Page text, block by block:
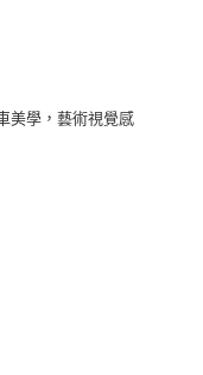
有效，需透過AFTEE先享
面顯示為準，若有關於
support/home
人之同意方可使用
失，本公司不負相關責
查看運費
美學，藝術視覺感